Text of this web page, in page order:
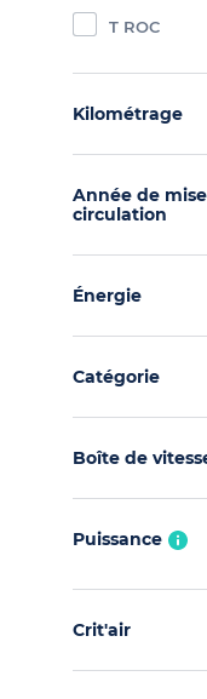
T ROC
Kilométrage
Année de
circulation
Énergie
Catégorie
Boîte de
Puissance
Crit'air